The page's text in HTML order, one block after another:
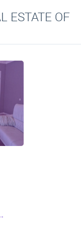
ESTATE OF